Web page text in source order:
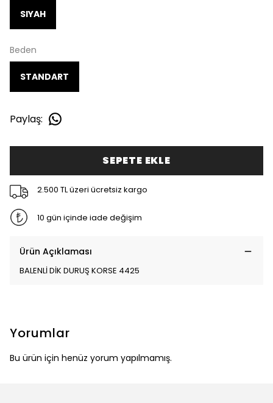
SIYAH
Beden
STANDART
Paylaş:
SEPETE EKLE
2.500 TL üzeri ücretsiz kargo
10 gün içinde iade değişim
Ürün Açıklaması
BALENLİ DİK DURUŞ KORSE 4425
Yorumlar
Bu ürün için henüz yorum yapılmamış.